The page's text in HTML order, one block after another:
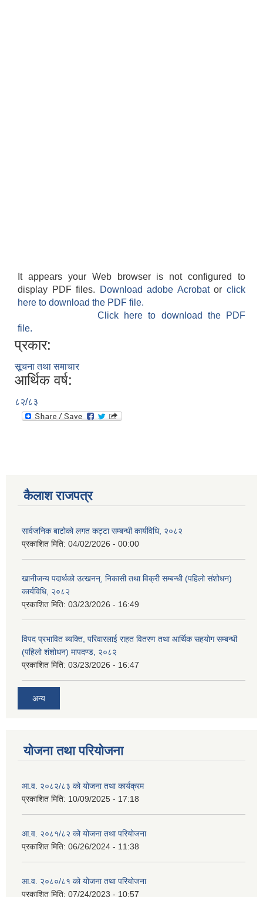
It appears your Web browser is not configured to
display PDF files.
Download adobe Acrobatorclick
here to download the PDF file.
Click here to download the PDF
file.
प्रकार:
सूचना तथा समाचार
आर्थिक वर्ष:
८२/८३
कैलाश राजपत्र
सार्वजनिक बाटोको लगत कट्टा सम्बन्धी कार्यविधि, २०८२
प्रकाशित मिति: 04/02/2026 - 00:00
खानीजन्य पदार्थको उत्खनन्, निकासी तथा विक्री सम्बन्धी (पहिलो संशोधन)
कार्यविधि, २०८२
प्रकाशित मिति: 03/23/2026 - 16:49
विपद प्रभावित ब्यक्ति, परिवारलाई राहत वितरण तथा आर्थिक सहयोग सम्बन्धी
(पहिलो शंशोधन) मापदण्ड, २०८२
प्रकाशित मिति: 03/23/2026 - 16:47
अन्य
योजना तथा परियोजना
आ.व. २०८२/८३ को योजना तथा कार्यक्रम
प्रकाशित मिति: 10/09/2025 - 17:18
आ.व. २०८१/८२ को योजना तथा परियोजना
प्रकाशित मिति: 06/26/2024 - 11:38
आ.व. २०८०/८१ को योजना तथा परियोजना
प्रकाशित मिति: 07/24/2023 - 10:57